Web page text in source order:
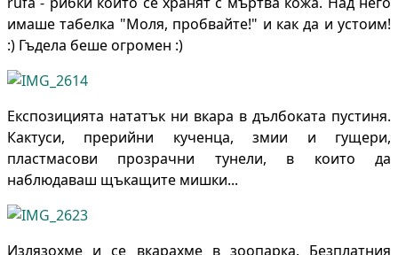
имаше табелка "Моля, пробвайте!" и как да и устоим!
:) Гъдела беше огромен :)
Експозицията нататък ни вкара в дълбоката пустиня.
Кактуси, прерийни кученца, змии и гущери,
пластмасови прозрачни тунели, в които да
наблюдаваш щъкащите мишки...
Излязохме и се вкарахме в зоопарка. Безплатния